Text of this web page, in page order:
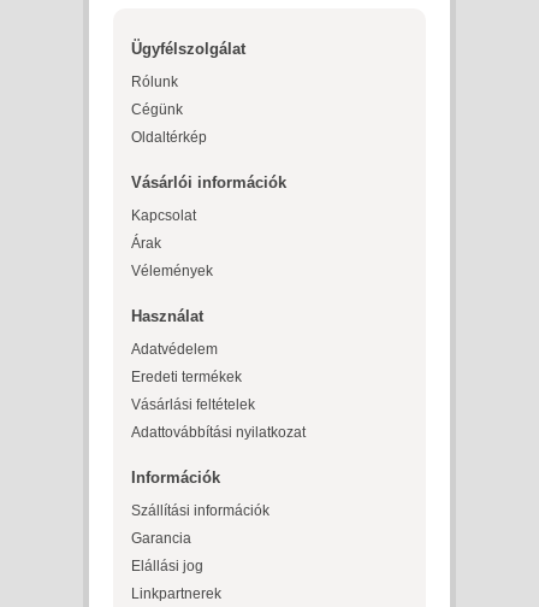
Ügyfélszolgálat
Rólunk
Cégünk
Oldaltérkép
Vásárlói információk
Kapcsolat
Árak
Vélemények
Használat
Adatvédelem
Eredeti termékek
Vásárlási feltételek
Adattovábbítási nyilatkozat
Információk
Szállítási információk
Garancia
Elállási jog
Linkpartnerek